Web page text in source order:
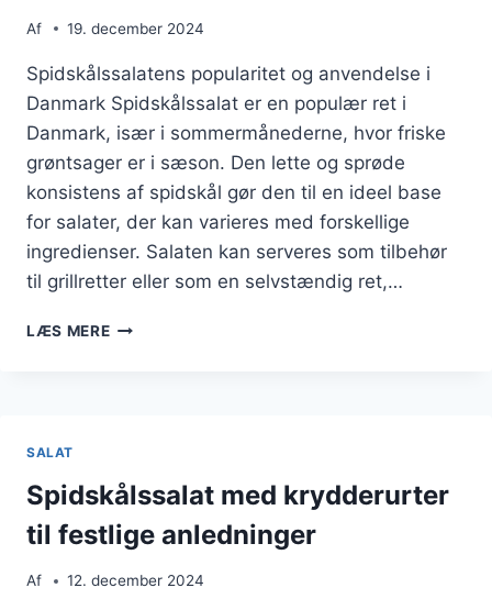
Af 19. december 2024
Spidskålssalatens popularitet og anvendelse i
Danmark Spidskålssalat er en populær ret i
Danmark, især i sommermånederne, hvor friske
grøntsager er i sæson. Den lette og sprøde
konsistens af spidskål gør den til en ideel base
for salater, der kan varieres med forskellige
ingredienser. Salaten kan serveres som tilbehør
til grillretter eller som en selvstændig ret,…
LÆS MERESPIDSKÅLSSALAT
SALAT
Spidskålssalat med krydderurter
til festlige anledninger
Af 12. december 2024